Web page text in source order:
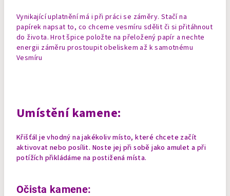
Vynikající uplatnění má i při práci se záměry. Stačí na
papírek napsat to, co chceme vesmíru sdělit či si přitáhnout
do života. Hrot špice položte na přeložený papír a nechte
energii záměru prostoupit obeliskem až k samotnému
Vesmíru
Umístění kamene:
Křišťál je vhodný na jakékoliv místo, které chcete začít
aktivovat nebo posílit. Noste jej při sobě jako amulet a při
potížích přikládáme na postižená místa.
Očista kamene: